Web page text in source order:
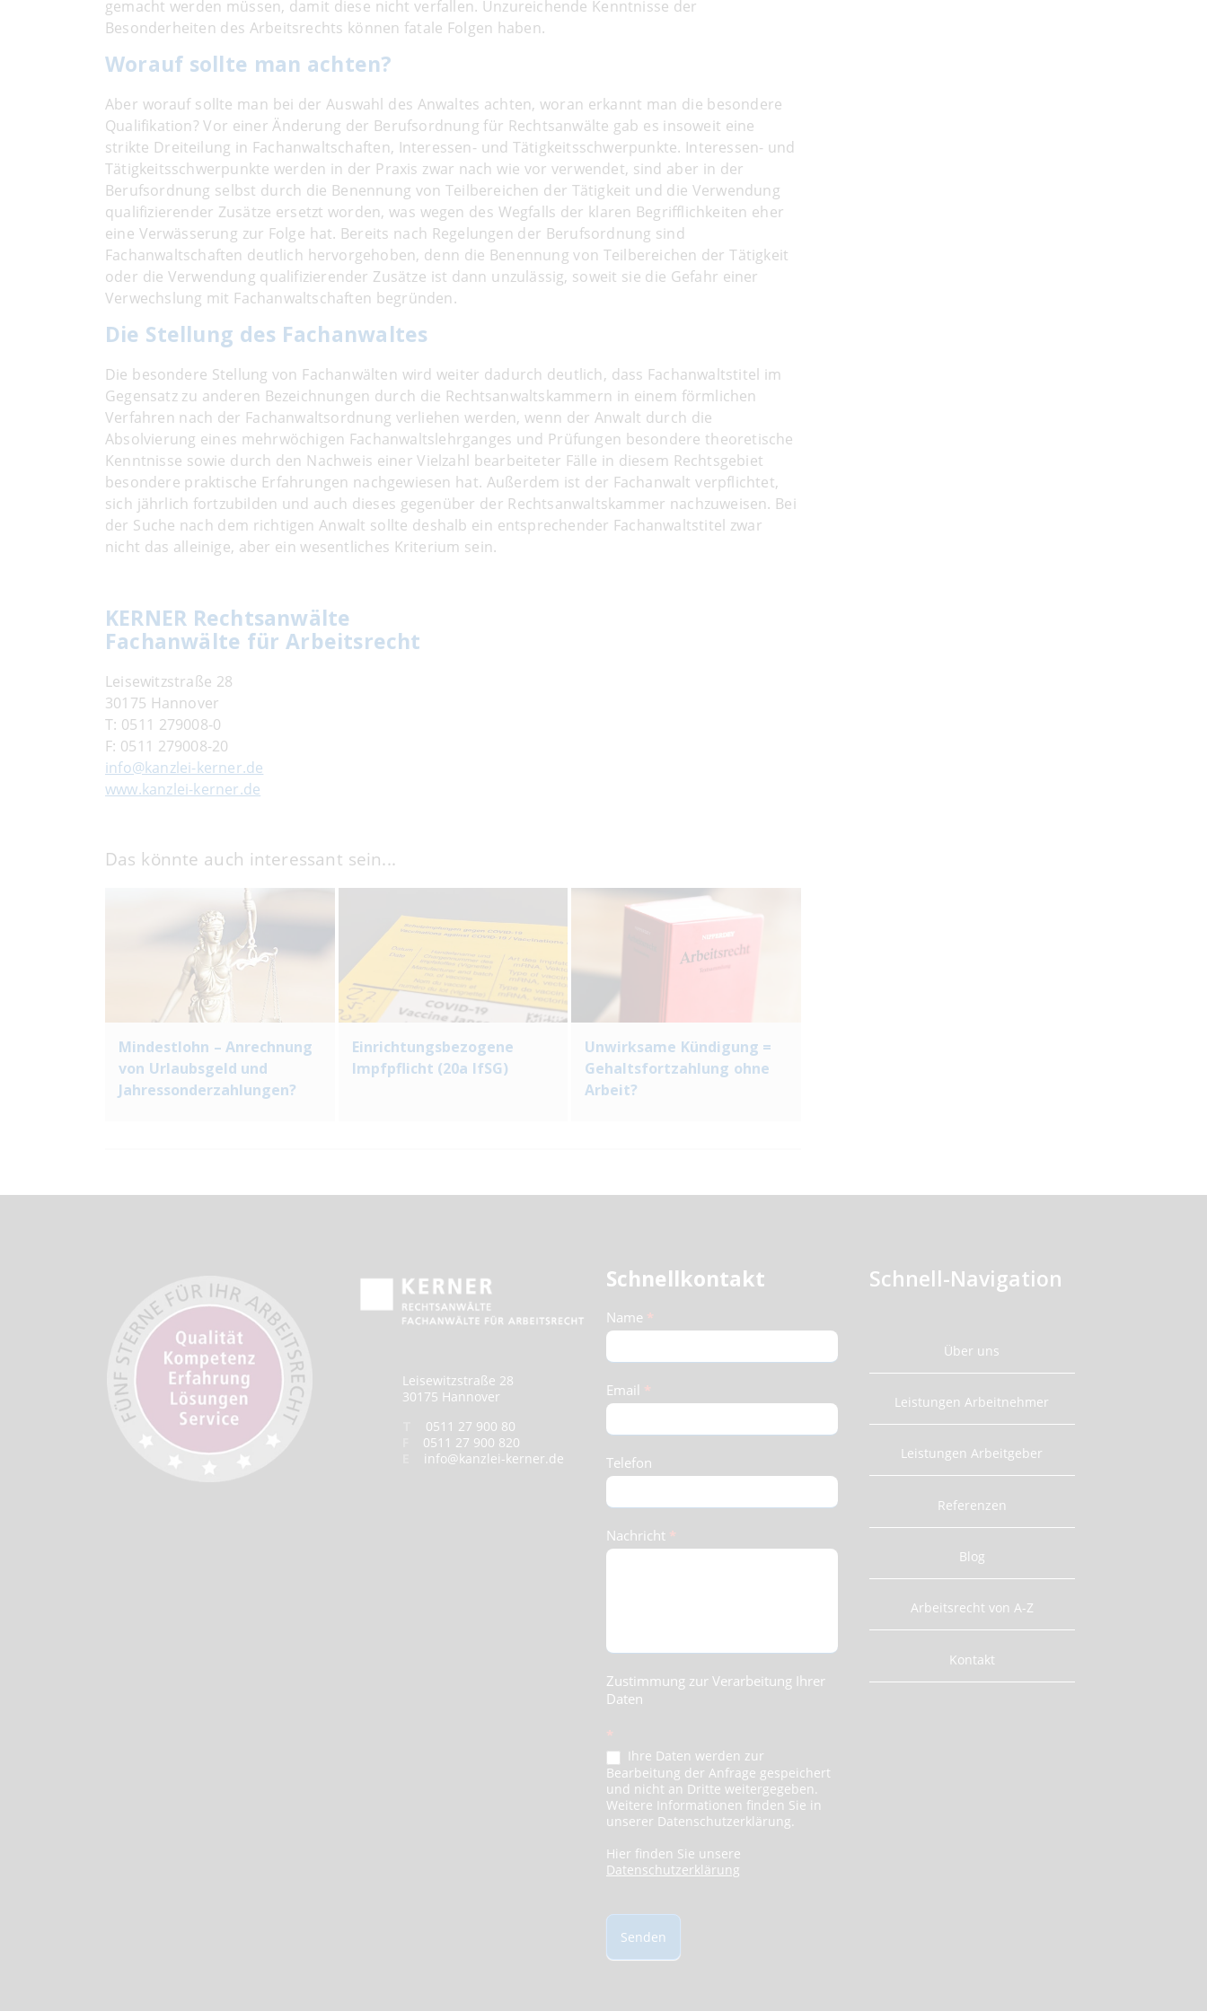
gemacht werden müssen, damit diese nicht verfallen. Unzureichende Kenntnisse der
Besonderheiten des Arbeitsrechts können fatale Folgen haben.
Worauf sollte man achten?
Aber worauf sollte man bei der Auswahl des Anwaltes achten, woran erkannt man die besondere
Qualifikation? Vor einer Änderung der Berufsordnung für Rechtsanwälte gab es insoweit eine
strikte Dreiteilung in Fachanwaltschaften, Interessen- und Tätigkeitsschwerpunkte. Interessen- und
Tätigkeitsschwerpunkte werden in der Praxis zwar nach wie vor verwendet, sind aber in der
Berufsordnung selbst durch die Benennung von Teilbereichen der Tätigkeit und die Verwendung
qualifizierender Zusätze ersetzt worden, was wegen des Wegfalls der klaren Begrifflichkeiten eher
eine Verwässerung zur Folge hat. Bereits nach Regelungen der Berufsordnung sind
Fachanwaltschaften deutlich hervorgehoben, denn die Benennung von Teilbereichen der Tätigkeit
oder die Verwendung qualifizierender Zusätze ist dann unzulässig, soweit sie die Gefahr einer
Verwechslung mit Fachanwaltschaften begründen.
Die Stellung des Fachanwaltes
Die besondere Stellung von Fachanwälten wird weiter dadurch deutlich, dass Fachanwaltstitel im
Gegensatz zu anderen Bezeichnungen durch die Rechtsanwaltskammern in einem förmlichen
Verfahren nach der Fachanwaltsordnung verliehen werden, wenn der Anwalt durch die
Absolvierung eines mehrwöchigen Fachanwaltslehrganges und Prüfungen besondere theoretische
Kenntnisse sowie durch den Nachweis einer Vielzahl bearbeiteter Fälle in diesem Rechtsgebiet
besondere praktische Erfahrungen nachgewiesen hat. Außerdem ist der Fachanwalt verpflichtet,
sich jährlich fortzubilden und auch dieses gegenüber der Rechtsanwaltskammer nachzuweisen. Bei
der Suche nach dem richtigen Anwalt sollte deshalb ein entsprechender Fachanwaltstitel zwar
nicht das alleinige, aber ein wesentliches Kriterium sein.
KERNER Rechtsanwälte
Fachanwälte für Arbeitsrecht
Leisewitzstraße 28
30175 Hannover
T: 0511 279008-0
F: 0511 279008-20
info@kanzlei-kerner.de
www.kanzlei-kerner.de
Das könnte auch interessant sein...
Mindestlohn – Anrechnung
von Urlaubsgeld und
Jahressonderzahlungen?
Einrichtungsbezogene
Impfpflicht (20a IfSG)
Unwirksame Kündigung =
Gehaltsfortzahlung ohne
Arbeit?
Leisewitzstraße 28
30175 Hannover
0511 27 900 80
0511 27 900 820
info@kanzlei-kerner.de
Schnellkontakt
Schnellkontakt
(Footer)
Name *
Email *
Telefon
Nachricht *
Zustimmung zur Verarbeitung Ihrer
Daten
*
Ihre Daten werden zur
Bearbeitung der Anfrage gespeichert
und nicht an Dritte weitergegeben.
Weitere Informationen finden Sie in
unserer Datenschutzerklärung.
Hier finden Sie unsere
Datenschutzerklärung
Senden
Schnell-Navigation
Über uns
Leistungen Arbeitnehmer
Leistungen Arbeitgeber
Referenzen
Blog
Arbeitsrecht von A-Z
Kontakt